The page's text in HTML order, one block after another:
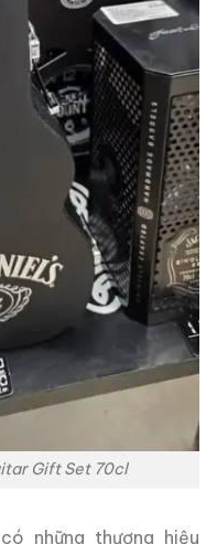
Gift Set 70cl
những thương hiệu